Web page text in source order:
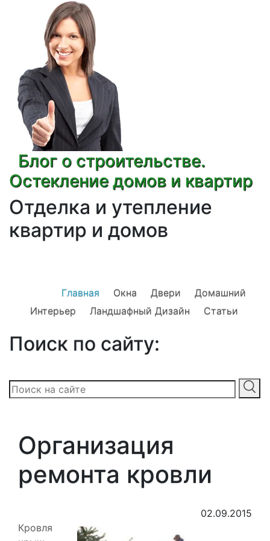
Блог о строительстве.
Остекление домов и квартир
Отделка и утепление
квартир и домов
Главная Окна Двери
Домашний
Интерьер
Ландшафный Дизайн Статьи
Поиск по сайту:
Организация
ремонта кровли
02.09.2015
Кровля